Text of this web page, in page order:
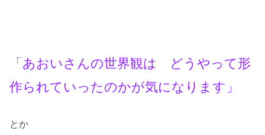
「あおいさんの世界観は どうやって形
作られていったのかが気になります」
とか